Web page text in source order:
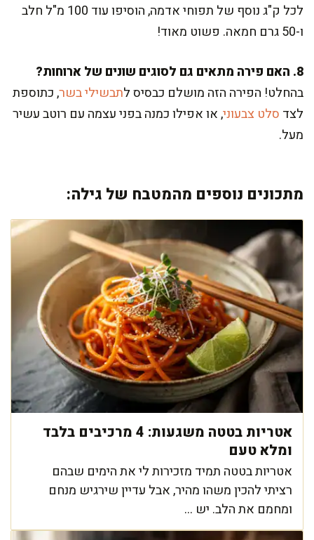
לכל ק"ג נוסף של תפוחי אדמה, הוסיפו עוד 100 מ"ל חלב
ו-50 גרם חמאה. פשוט מאוד!
8. האם פירה מתאים גם לסוגים שונים של ארוחות?
בהחלט! הפירה הזה מושלם כבסיס לתבשילי בשר, כתוספת
לצד סלט צבעוני, או אפילו כמנה בפני עצמה עם רוטב עשיר
מעל.
מתכונים נוספים מהמטבח של גילה:
אטריות בטטה משגעות: 4 מרכיבים בלבד
ומלא טעם
אטריות בטטה תמיד מזכירות לי את הימים שבהם
רציתי להכין משהו מהיר, אבל עדיין שירגיש מנחם
ומחמם את הלב. יש ...